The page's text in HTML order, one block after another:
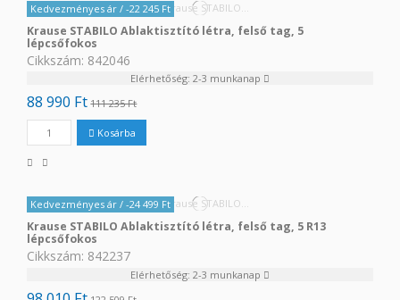
Kedvezményes ár/ -22 245 Ft
Krause STABILO Ablaktisztító létra, felső tag, 5
lépcsőfokos
Cikkszám: 842046
Elérhetőség: 2-3 munkanap
88 990 Ft 111 235 Ft
Kosárba
Kedvezményes ár/ -24 499 Ft
Krause STABILO Ablaktisztító létra, felső tag, 5 R13
lépcsőfokos
Cikkszám: 842237
Elérhetőség: 2-3 munkanap